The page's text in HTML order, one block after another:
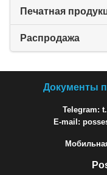
Печатная
Распродажа
Документы
Telegram:
E-mail: